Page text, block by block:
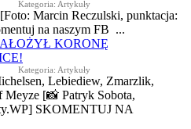
Kategoria: Artykuły
Marcin Reczulski, punktacja:
na naszym FB ...
KORONĘ
Kategoria: Artykuły
Lebiediew, Zmarzlik,
Meyze [📸 Patryk Sobota,
.WP] SKOMENTUJ NA